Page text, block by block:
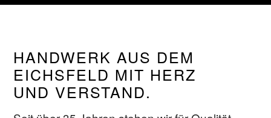
HANDWERK AUS DEM
EICHSFELD MIT HERZ
UND VERSTAND.